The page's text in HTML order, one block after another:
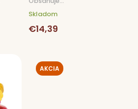
€14,39
Skladom
AKCIA